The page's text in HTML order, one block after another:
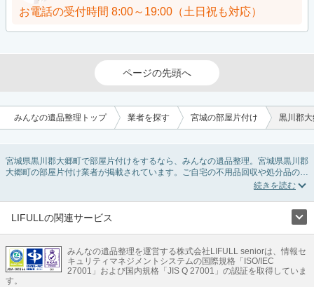
お電話の受付時間 8:00～19:00（土日祝も対応）
ページの先頭へ
みんなの遺品整理トップ 業者を探す 宮城の部屋片付け 黒川郡
宮城県黒川郡大郷町で部屋片付けをするなら、みんなの遺品整理。宮城県黒川郡
大郷町の部屋片付け業者が掲載されています。ご自宅の不用品回収や処分品の仕
分け、貴重品の捜索などの依頼ができます。宮城県黒川郡大郷町の部屋片付けの
し検索してみましょう。部屋片付けはいつか着手しようと思っていると、ついつ
ご自分で無理なくできる片付け方法やご実家の片付けノウハウもお届けしていま
すので、ぜひあわせてご覧ください。
LIFULLの関連サービス
不動産・住宅
引越し 老人ホーム 地方創生 ママの就労支援
不動産クラウドファンディング 遺品整理 老後の暮らし情報
みんなの遺品整理を運営する株式会社LIFULL seniorは、情報セ
キュリティマネジメントシステムの国際規格「ISO/IEC
27001」および国内規格「JIS Q 27001」の認証を取得していま
す。